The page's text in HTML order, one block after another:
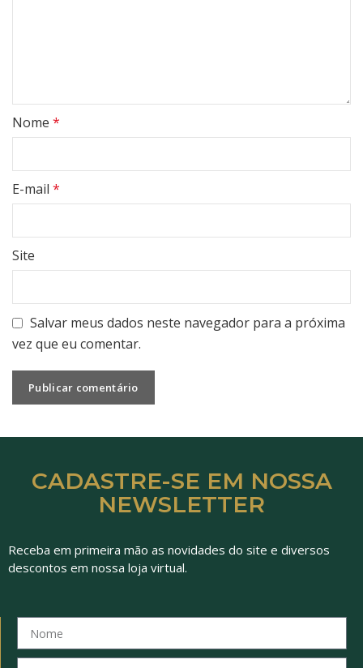
Nome *
E-mail *
Site
Salvar meus dados neste navegador para a próxima
vez que eu comentar.
CADASTRE-SE EM NOSSA
NEWSLETTER
Receba em primeira mão as novidades do site e diversos
descontos em nossa loja virtual.